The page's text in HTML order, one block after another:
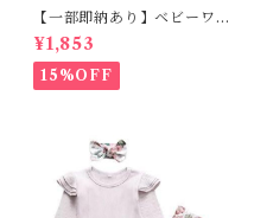
【一部即納あり】ベビーワン
ピース 星柄ラメ チュール ベビ
ー服 写真撮影 子供服 フリル
チュール 女の子 秋冬 春服 セ
レモニードレス 新生児 お宮参
0 80 90 100 110cm
¥1,853
15%OFF